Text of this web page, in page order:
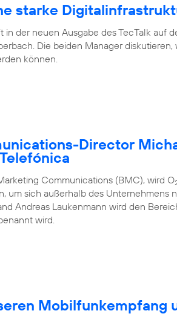
starke
in der neuen Ausgabe des TecTalk auf
Die beiden Manager diskutieren,
können.
Director
Telefónica
Communications (BMC), wird O
um sich außerhalb des Unternehmens
Andreas Laukenmann wird den
wird.
Mobilfunkempfang